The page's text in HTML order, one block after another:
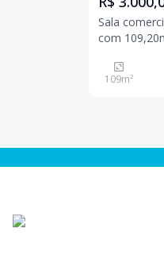
Sala
com
para o seu
109m²